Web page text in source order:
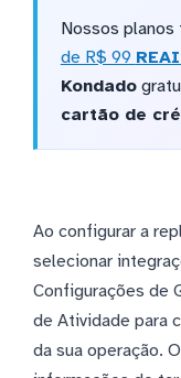
Nossos planos
de R$ 99
Kondado
cartão de
Ao configurar a
selecionar
Configurações de
de Atividade para
da sua operação.